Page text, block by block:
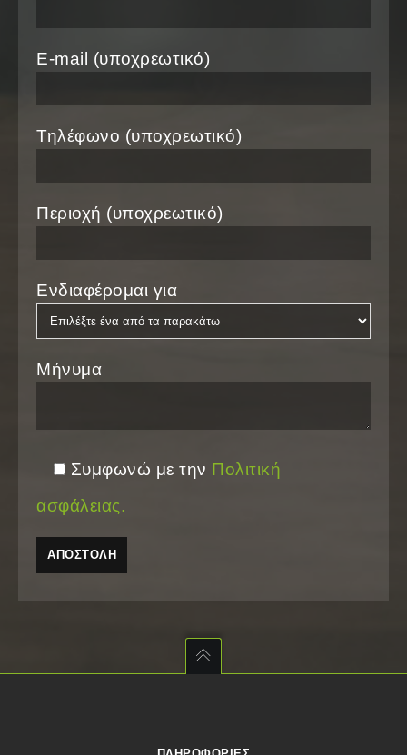
E-mail (υποχρεωτικό)
Τηλέφωνο (υποχρεωτικό)
Περιοχή (υποχρεωτικό)
Ενδιαφέρομαι για
Μήνυμα
Συμφωνώ με την Πολιτική
ασφάλειας.